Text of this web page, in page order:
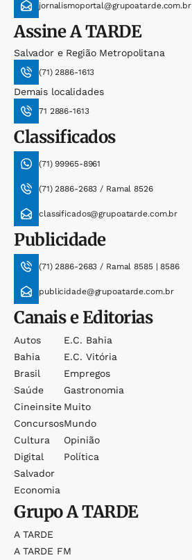
jornalismoportal@grupoatarde.com.br
AssineA TARDE
Salvador e Região Metropolitana
(71) 2886-1613
Demais localidades
71 2886-1613
Classificados
(71) 99965-8961
(71) 2886-2683 / Ramal 8526
classificados@grupoatarde.com.br
Publicidade
(71) 2886-2683 / Ramal 8585 | 8586
publicidade@grupoatarde.com.br
Canais e Editorias
Autos
Bahia
Brasil
Saúde
Cineinsite
Concursos
Cultura
Digital
Salvador
Economia
E.c. Bahia
E.c. Vitória
Empregos
Gastronomia
Muito
Mundo
Opinião
Política
GrupoA TARDE
A TARDE
A TARDE FM